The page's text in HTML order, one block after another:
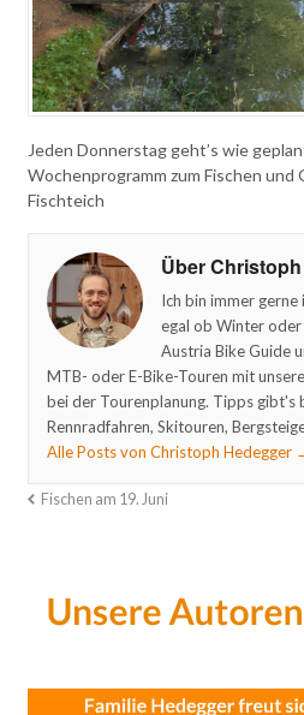
Jeden Donnerstag geht’s wie
Wochenprogramm zum Fischen und
Fischteich
Über
Ich bin immer gerne
egal ob Winter oder
Austria Bike Guide
MTB- oder E-Bike-Touren mit
bei der Tourenplanung. Tipps gibt's
Rennradfahren, Skitouren,
Alle Posts von Christoph Hedegger
Fischen am 19. Juni